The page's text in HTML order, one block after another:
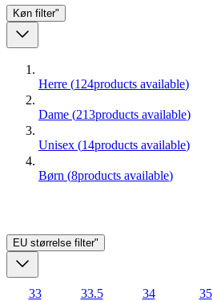
Køn filter"
Herre (124products available)
Dame (213products available)
Unisex (14products available)
Børn (8products available)
EU størrelse filter"
33 33.5 34 35